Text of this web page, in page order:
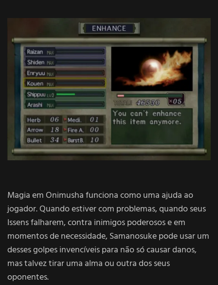
Magia em Onimusha funciona como uma ajuda ao
jogador. Quando estiver com problemas, quando seus
Issens falharem, contra inimigos poderosos e em
momentos de necessidade, Samanosuke pode usar um
desses golpes invencíveis para não só causar danos,
mas talvez tirar uma alma ou outra dos seus
oponentes.